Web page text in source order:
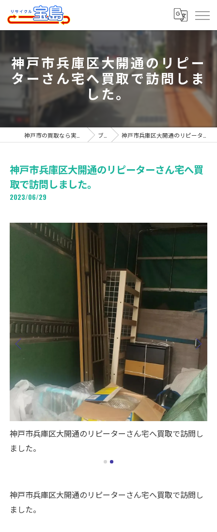
神戸市兵庫区大開通のリピー
ターさん宅へ買取で訪問しま
した。
ブログ 神戸市兵庫区大開通のリピーターさん宅へ買取で訪問しました。
神戸市兵庫区大開通のリピーターさん宅へ買
取で訪問しました。
2023/06/29
神戸市兵庫区大開通のリピーターさん宅へ買取で訪問し
ました。
神戸市兵庫区大開通のリピーターさん宅へ買取で訪問し
ました。